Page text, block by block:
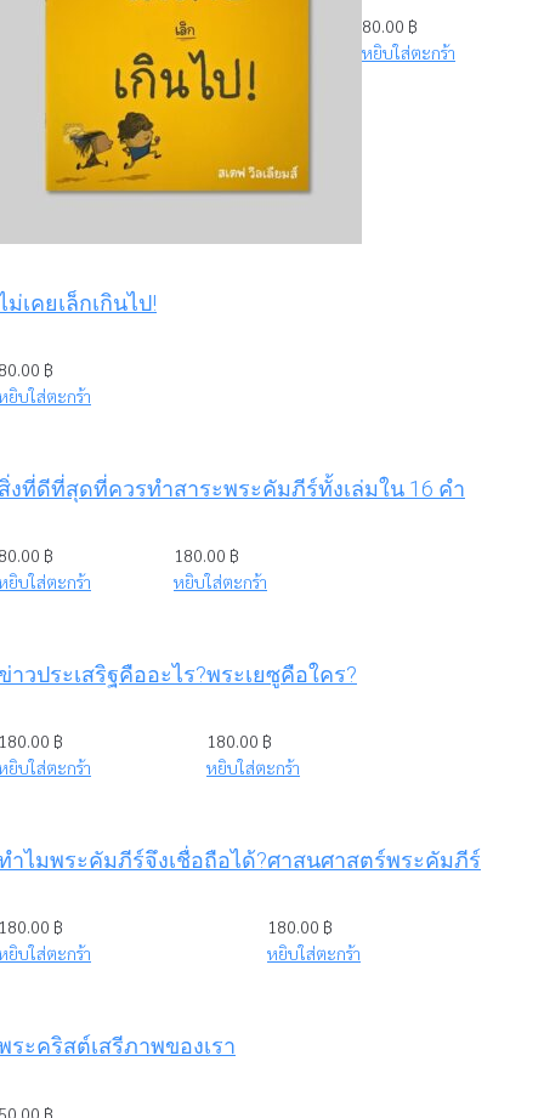
ม่เคยเล็กเกินไป!
฿
ยิบใส่ตะกร้า
80.00 ฿
หยิบใส่ตะกร้า
งที่ดีที่สุดที่ควรทำ
฿
ยิบใส่ตะกร้า
สาระพระคัมภีร์ทั้งเล่มใน 16 คำ
180.00 ฿
หยิบใส่ตะกร้า
าวประเสริฐคืออะไร?
฿
ยิบใส่ตะกร้า
พระเยซูคือใคร?
180.00 ฿
หยิบใส่ตะกร้า
ำไมพระคัมภีร์จึงเชื่อถือได้?
฿
ยิบใส่ตะกร้า
ศาสนศาสตร์พระคัมภีร์
180.00 ฿
หยิบใส่ตะกร้า
ระคริสต์เสรีภาพของเรา
฿